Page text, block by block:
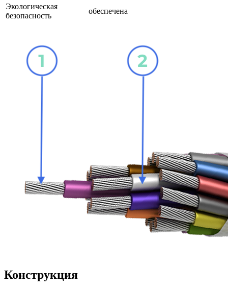
Экологическая
безопасность
обеспечена
Конструкция